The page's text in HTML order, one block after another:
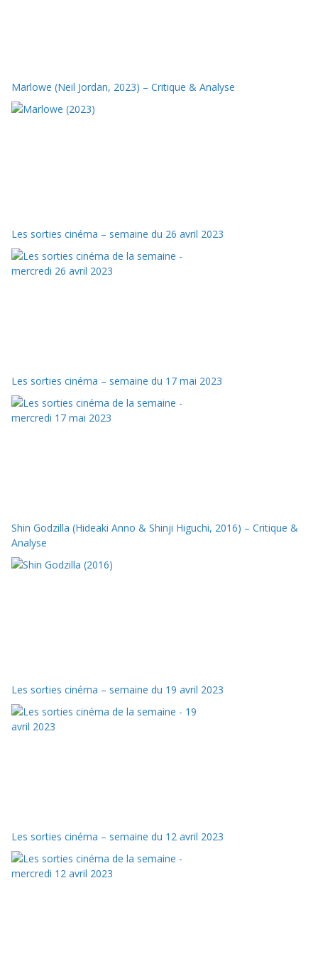
Marlowe (Neil Jordan, 2023) – Critique & Analyse
Les sorties cinéma – semaine du 26 avril 2023
Les sorties cinéma – semaine du 17 mai 2023
Shin Godzilla (Hideaki Anno & Shinji Higuchi, 2016) – Critique &
Analyse
Les sorties cinéma – semaine du 19 avril 2023
Les sorties cinéma – semaine du 12 avril 2023